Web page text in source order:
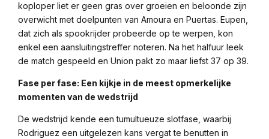
koploper liet er geen gras over groeien en beloonde zijn
overwicht met doelpunten van Amoura en Puertas. Eupen,
dat zich als spookrijder probeerde op te werpen, kon
enkel een aansluitingstreffer noteren. Na het halfuur leek
de match gespeeld en Union pakt zo maar liefst 37 op 39.
Fase per fase: Een kijkje in de meest opmerkelijke
momenten van de wedstrijd
De wedstrijd kende een tumultueuze slotfase, waarbij
Rodriguez een uitgelezen kans vergat te benutten in